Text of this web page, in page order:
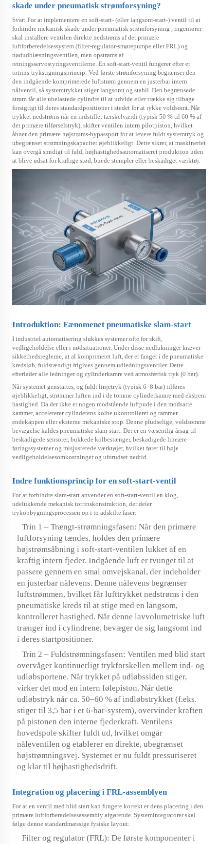
skade under pneumatisk strømforsyning?
Svar: For at implementere en soft-start- (eller langsom-start-) ventil til at
forhindre mekanisk skade underpneumatisk strømforsyning
, ingeniører
skal installere ventilen direkte nedstrøms af det primære
luftforberedelsessystem (filter-regulator-smørepumpe eller FRL) og
nødudblæsningsventilen, men opstrøms af
retningsservostyringsventilerne. En soft-start-ventil fungerer efter et
totrins-trykstigningsprincip: Ved første strømforsyning begrænser den
den indgående komprimerede luftstrøm gennem en justerbar intern
nålventil, så systemtrykket stiger langsomt og stabil. Den begrænsede
strøm får alle ubelastede cylindre til at udvide eller trække sig tilbage
forsigtigt til deres standardpositioner i stedet for at rykke voldsomt. Når
trykket nedstrøms når en indstillet tærskelværdi (typisk 50 % til 60 % af
det primære tilførselstryk), skifter ventilen intern pilotpiston, hvilket
åbner den primære højstrøms-bypassport for at levere fuldt systemtryk og
ubegrænset strømningskapacitet øjeblikkeligt. Dette sikrer, at maskineriet
kan overgå smidigt til fuld, højhastighedsautomatiseret produktion uden
at blive udsat for kraftige stød, buede stempler eller beskadiget værktøj.
Introduktion: Fænomenet pneumatiske slam-start
I industriel automatisering slukkes systemer ofte for skift,
vedligeholdelse eller i nødsituationer. Under disse nedlukninger kræver
sikkerhedsreglerne, at al komprimeret luft, der er fanget i de pneumatiske
kredsløb, fuldstændigt frigives gennem udledningsventiler. Dette
efterlader alle ledninger og cylinderkamre ved atmosfærisk tryk (0 bar).
Når systemet genstartes, og fuldt linjetryk (typisk 6–8 bar) tilføres
øjeblikkeligt, strømmer luften ind i de tomme cylinderkamre med ekstrem
hastighed. Da der ikke er nogen modstående luftpude i den modsatte
kammer, accelererer cylinderens kolbe ukontrolleret og rammer
endekappen eller eksterne mekaniske stop. Denne pludselige, voldsomme
bevægelse kaldes pneumatiske slam-start. Det er en væsentlig årsag til
beskadigede sensorer, bukkede kolbestænger, beskadigede lineære
føringssystemer og misjusterede værktøjer, hvilket fører til høje
vedligeholdelsesomkostninger og uforudset nedtid.
Indre funktionsprincip for en soft-start-ventil
For at forhindre slam-start anvender en soft-start-ventil en klog,
udelukkende mekanisk totrinskonstruktion, der deler
trykopbygningsprocessen op i to adskilte faser:
Trin 1 – Trængt-strømningsfasen: Når den primære
luftforsyning tændes, holdes den primære
højstrømsåbning i soft-start-ventilen lukket af en
kraftig intern fjeder. Indgående luft er tvunget til at
passere gennem en smal omvejskanal, der indeholder
en justerbar nålevens. Denne nålevens begrænser
luftstrømmen, hvilket får lufttrykket nedstrøms i den
pneumatiske kreds til at stige med en langsom,
kontrolleret hastighed. Når denne lavvolumetriske luft
trænger ind i cylindrene, bevæger de sig langsomt ind
i deres startpositioner.
Trin 2 – Fuldstrømningsfasen: Ventilen med blid start
overvåger kontinuerligt trykforskellen mellem ind- og
udløbsportene. Når trykket på udløbssiden stiger,
virker det mod en intern følepiston. Når dette
udløbstryk når ca. 50–60 % af indløbstrykket (f.eks.
stiger til 3,5 bar i et 6-bar-system), overvinder kraften
på pistonen den interne fjederkraft. Ventilens
hovedspole skifter fuldt ud, hvilket omgår
nåleventilen og etablerer en direkte, ubegrænset
højstrømningsvej. Systemet er nu fuldt pressuriseret
og klar til højhastighedsdrift.
Integration og placering i FRL-assemblyen
For at en ventil med blid start kan fungere korrekt er dens placering i den
primære luftforberedelsesassembly afgørende. Systemintegratorer skal
følge denne standardmæssige fysiske layout:
Filter og regulator (FRL): De første komponenter i